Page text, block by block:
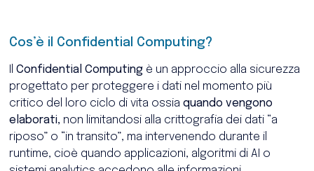
Cos’è il Confidential Computing?
IlConfidential Computing è un approccio alla sicurezza
progettato per proteggere i dati nel momento più
critico del loro ciclo di vita ossiaquando vengono
elaborati, non limitandosi alla crittografia dei dati “a
riposo” o “in transito”, ma intervenendo durante il
runtime, cioè quando applicazioni, algoritmi di AI o